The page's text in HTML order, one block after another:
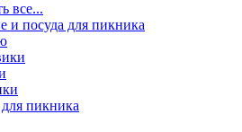
все...
и посуда для пикника
пикника